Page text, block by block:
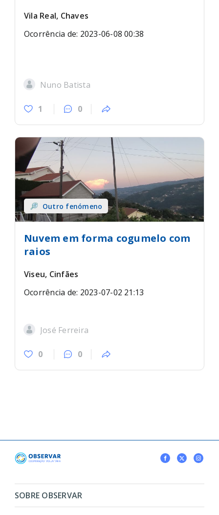
Vila Real, Chaves
Ocorrência de: 2023-06-08 00:38
Nuno Batista
1 0
Outro fenómeno
Nuvem em forma cogumelo com
raios
Viseu, Cinfães
Ocorrência de: 2023-07-02 21:13
José Ferreira
0 0
SOBRE OBSERVAR